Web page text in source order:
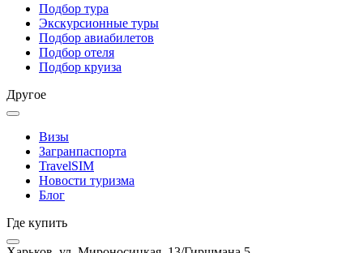
Подбор тура
Экскурсионные туры
Подбор авиабилетов
Подбор отеля
Подбор круиза
Другое
Визы
Загранпаспорта
TravelSIM
Новости туризма
Блог
Где купить